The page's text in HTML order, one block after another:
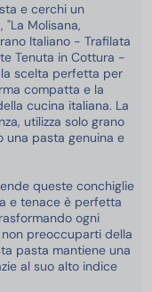
e cerchi un
Molisana,
Italiano - Trafilata
Tenuta in Cottura -
scelta perfetta per
compatta e la
cucina italiana. La
utilizza solo grano
una pasta genuina e
queste conchiglie
e tenace è perfetta
ogni
preoccuparti della
pasta mantiene una
al suo alto indice